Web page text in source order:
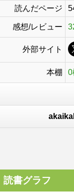
読んだページ
感想/レビュー
外部サイト
本棚 0
読書グラフ